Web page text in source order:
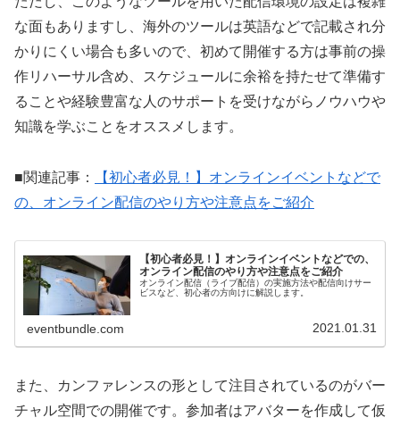
な面もありますし、海外のツールは英語などで記載され分
かりにくい場合も多いので、初めて開催する方は事前の操
作リハーサル含め、スケジュールに余裕を持たせて準備す
ることや経験豊富な人のサポートを受けながらノウハウや
知識を学ぶことをオススメします。
■関連記事：
【初心者必見！】オンラインイベントなどで
の、オンライン配信のやり方や注意点をご紹介
【初心者必見！】オンラインイベントなどでの、
オンライン配信のやり方や注意点をご紹介
オンライン配信（ライブ配信）の実施方法や配信向けサー
ビスなど、初心者の方向けに解説します。
eventbundle.com 2021.01.31
また、カンファレンスの形として注目されているのがバー
チャル空間での開催です。参加者はアバターを作成して仮